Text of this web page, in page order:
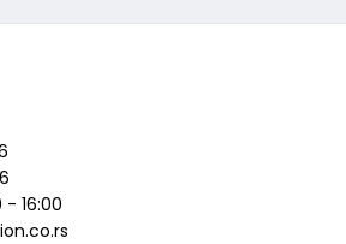
- 16:00